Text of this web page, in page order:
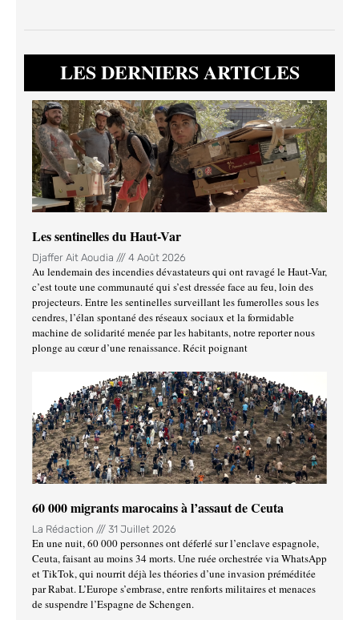
LES DERNIERS ARTICLES
Les sentinelles du Haut-Var
Djaffer Ait Aoudia 4 Août 2026
Au lendemain des incendies dévastateurs qui ont ravagé le Haut-Var,
c’est toute une communauté qui s’est dressée face au feu, loin des
projecteurs. Entre les sentinelles surveillant les fumerolles sous les
cendres, l’élan spontané des réseaux sociaux et la formidable
machine de solidarité menée par les habitants, notre reporter nous
plonge au cœur d’une renaissance. Récit poignant
60 000 migrants marocains à l’assaut de Ceuta
La Rédaction 31 Juillet 2026
En une nuit, 60 000 personnes ont déferlé sur l’enclave espagnole,
Ceuta, faisant au moins 34 morts. Une ruée orchestrée via WhatsApp
et TikTok, qui nourrit déjà les théories d’une invasion préméditée
par Rabat. L’Europe s’embrase, entre renforts militaires et menaces
de suspendre l’Espagne de Schengen.